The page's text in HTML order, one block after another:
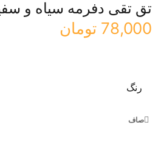
تق تقی دفرمه سیاه و سفید-
78,000 تومان
رنگ
صاف